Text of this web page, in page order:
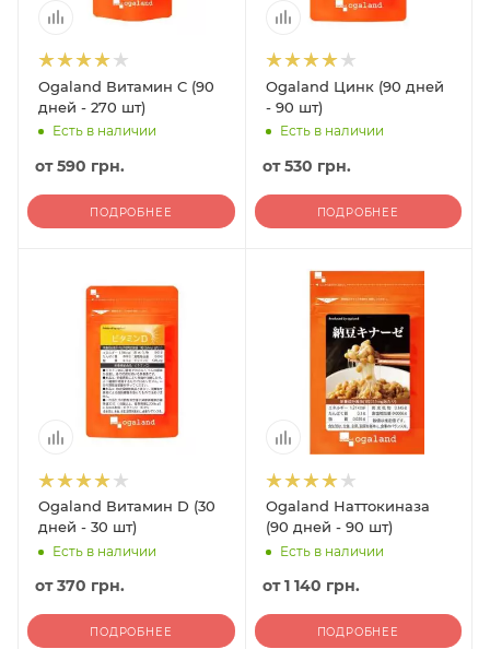
Ogaland Витамин C (90
дней - 270 шт)
Есть в наличии
от590 грн.
ПОДРОБНЕЕ
Ogaland Цинк (90 дней
- 90 шт)
Есть в наличии
от530 грн.
ПОДРОБНЕЕ
Ogaland Витамин D (30
дней - 30 шт)
Есть в наличии
от370 грн.
ПОДРОБНЕЕ
Ogaland Наттокиназа
(90 дней - 90 шт)
Есть в наличии
от1 140 грн.
ПОДРОБНЕЕ